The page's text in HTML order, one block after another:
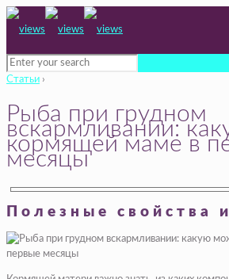
Статьи ›
Рыба при грудном
вскармливании:
кормящей маме в
месяцы
Полезные свойства